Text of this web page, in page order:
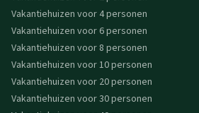
Vakantiehuizen voor 4 personen
Vakantiehuizen voor 6 personen
Vakantiehuizen voor 8 personen
Vakantiehuizen voor 10 personen
Vakantiehuizen voor 20 personen
Vakantiehuizen voor 30 personen